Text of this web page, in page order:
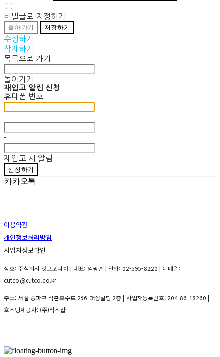
비밀글로 지정하기
돌아가기 저장하기
수정하기
삭제하기
목록으로 가기
돌아가기
재입고 알림 신청
휴대폰 번호
-
-
재입고 시 알림
신청하기
카카오톡
이용약관
개인정보처리방침
사업자정보확인
상호: 주식회사 컷코코리아 | 대표: 임광훈 | 전화: 02-595-8220 | 이메일:
cutco@cutco.co.kr
주소: 서울 송파구 석촌호수로 296 대성빌딩 2층 | 사업자등록번호: 204-86-18260 |
호스팅제공자: (주)식스샵